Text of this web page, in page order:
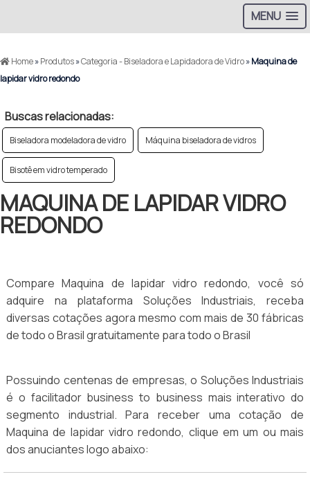
MENU
Home»Produtos»Categoria - Biseladora e Lapidadora de Vidro»Maquina de
lapidar vidro redondo
Buscas relacionadas:
Biseladora modeladora de vidro Máquina biseladora de vidros
Bisotê em vidro temperado
MAQUINA DE LAPIDAR VIDRO
REDONDO
Compare Maquina de lapidar vidro redondo, você só
adquire na plataforma Soluções Industriais, receba
diversas cotações agora mesmo com mais de 30 fábricas
de todo o Brasil gratuitamente para todo o Brasil
Possuindo centenas de empresas, o Soluções Industriais
é o facilitador business to business mais interativo do
segmento industrial. Para receber uma cotação de
Maquina de lapidar vidro redondo, clique em um ou mais
dos anuciantes logo abaixo: